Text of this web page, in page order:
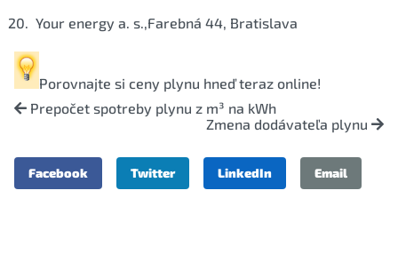
Your energy a. s.,Farebná 44, Bratislava
Porovnajte si ceny plynu hneď teraz online!
Prepočet spotreby plynu z m³ na kWh
Zmena dodávateľa plynu
Facebook Twitter LinkedIn Email